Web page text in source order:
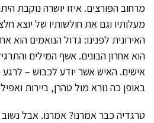
מרחוב הפורצים. איזו יושרה נוקבת
מעלותיו וגם את חולשותיו של יוצא
האירונית לפנינו: גדול הנואמים הוא
הוא אחרון הבונים. אשף המילים
אישים. האיש אשר יודע לכבוש – לרגע
באופן כה נורא מול טהרן, ביירות
טרגדיה כבר אמרנו? אמרנו. אבל